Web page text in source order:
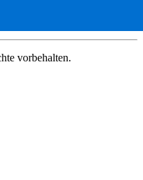
vorbehalten.